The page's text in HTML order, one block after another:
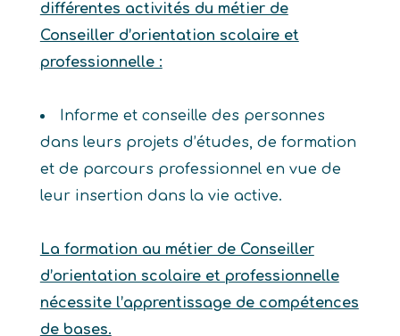
différentes activités du métier de
Conseiller d’orientation scolaire et
professionnelle :
Informe et conseille des personnes
dans leurs projets d’études, de formation
et de parcours professionnel en vue de
leur insertion dans la vie active.
La formation au métier de Conseiller
d’orientation scolaire et professionnelle
nécessite l’apprentissage de compétences
de bases.